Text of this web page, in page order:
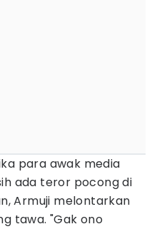
para awak media
ada teror pocong di
Armuji melontarkan
tawa. "Gak ono